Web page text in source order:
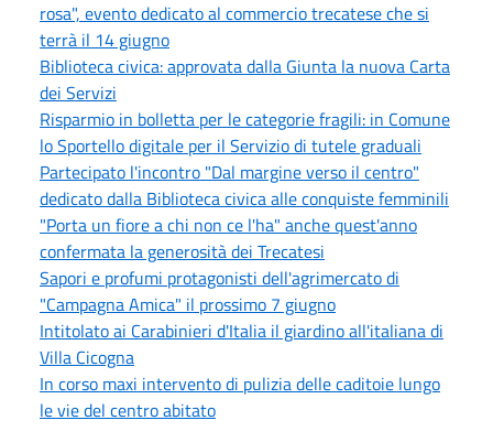
rosa", evento dedicato al commercio trecatese che si
terrà il 14 giugno
Biblioteca civica: approvata dalla Giunta la nuova Carta
dei Servizi
Risparmio in bolletta per le categorie fragili: in Comune
lo Sportello digitale per il Servizio di tutele graduali
Partecipato l'incontro "Dal margine verso il centro"
dedicato dalla Biblioteca civica alle conquiste femminili
"Porta un fiore a chi non ce l'ha" anche quest'anno
confermata la generosità dei Trecatesi
Sapori e profumi protagonisti dell'agrimercato di
"Campagna Amica" il prossimo 7 giugno
Intitolato ai Carabinieri d'Italia il giardino all'italiana di
Villa Cicogna
In corso maxi intervento di pulizia delle caditoie lungo
le vie del centro abitato